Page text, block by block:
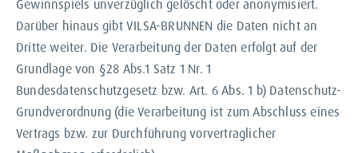
Gewinnspiels unverzüglich gelöscht oder anonymisiert.
Darüber hinaus gibt VILSA-BRUNNEN die Daten nicht an
Dritte weiter. Die Verarbeitung der Daten erfolgt auf der
Grundlage von §28 Abs.1 Satz 1 Nr. 1
Bundesdatenschutzgesetz bzw. Art. 6 Abs. 1 b) Datenschutz-
Grundverordnung (die Verarbeitung ist zum Abschluss eines
Vertrags bzw. zur Durchführung vorvertraglicher